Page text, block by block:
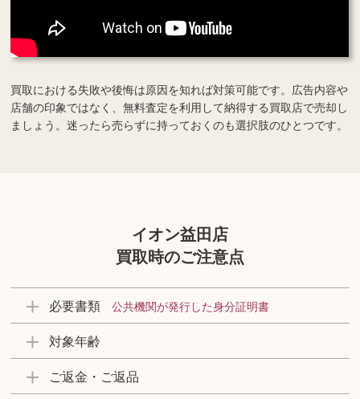
買取における失敗や後悔は原因を知れば対策可能です。広告内容や
店舗の印象ではなく、無料査定を利用して納得する買取店で売却し
ましょう。迷ったら売らずに持っておくのも選択肢のひとつです。
イオン益田店
買取時のご注意点
必要書類 公共機関が発行した身分証明書
対象年齢
ご返金・ご返品